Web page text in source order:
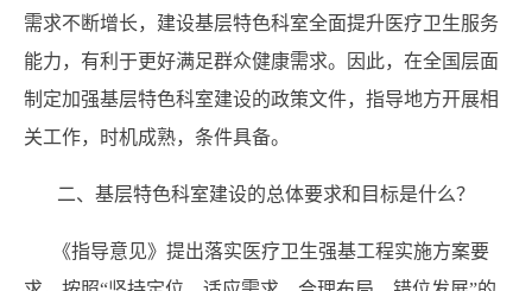
需求不断增长，建设基层特色科室全面提升医疗卫生服务
能力，有利于更好满足群众健康需求。因此，在全国层面
制定加强基层特色科室建设的政策文件，指导地方开展相
关工作，时机成熟，条件具备。
二、基层特色科室建设的总体要求和目标是什么？
《指导意见》提出落实医疗卫生强基工程实施方案要